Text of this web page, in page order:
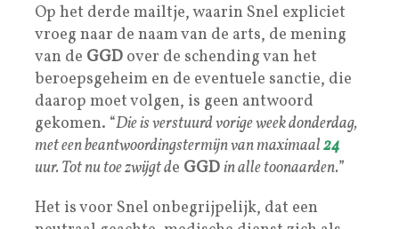
Op het derde mailtje, waarin Snel expliciet
vroeg naar de naam van de arts, de mening
van de GGD over de schending van het
beroepsgeheim en de eventuele sanctie, die
daarop moet volgen, is geen antwoord
gekomen. “Die is verstuurd vorige week donderdag,
met een beantwoordingstermijn van maximaal24
uur. Tot nu toe zwijgt de GGDin alle toonaarden.”
Het is voor Snel onbegrijpelijk, dat een